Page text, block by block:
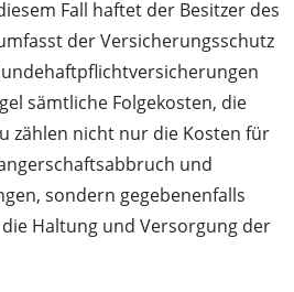
Fall haftet der Besitzer des
der Versicherungsschutz
sämtliche Folgekosten, die
zählen nicht nur die Kosten für
und
sondern gegebenenfalls
Haltung und Versorgung der